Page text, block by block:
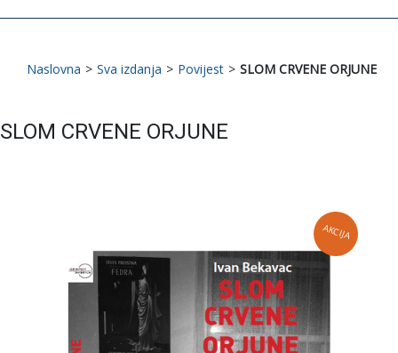
Naslovna > Sva izdanja > Povijest > SLOM CRVENE ORJUNE
SLOM CRVENE ORJUNE
AKCIJA